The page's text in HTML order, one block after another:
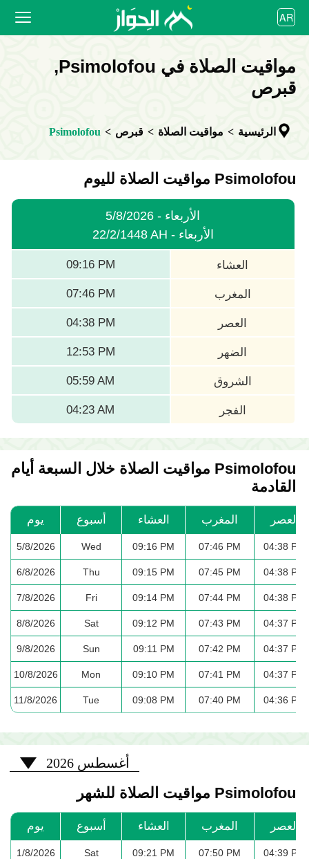
AR
العربية
বাংলা
bahasa Indonesia
اردو
مواقيت الصلاة في Psimolofou,
قبرص
الرئيسية > مواقيت الصلاة > قبرص >
Psimolofou
Psimolofou مواقيت الصلاة لليوم
5/8/2026 - الأربعاء
22/2/1448 AH - الأربعاء
09:16 PM العشاء
07:46 PM المغرب
04:38 PM العصر
12:53 PM الضهر
05:59 AM الشروق
04:23 AM الفجر
Psimolofou مواقيت الصلاة خلال السبعة أيام
القادمة
يوم أسبوع العشاء المغرب العصر
5/8/2026 Wed 09:16 PM 07:46 PM 04:38 PM
6/8/2026 Thu 09:15 PM 07:45 PM 04:38 PM
7/8/2026 Fri 09:14 PM 07:44 PM 04:38 PM
8/8/2026 Sat 09:12 PM 07:43 PM 04:37 PM
9/8/2026 Sun 09:11 PM 07:42 PM 04:37 PM
10/8/2026 Mon 09:10 PM 07:41 PM 04:37 PM
11/8/2026 Tue 09:08 PM 07:40 PM 04:36 PM
Psimolofou مواقيت الصلاة للشهر
2026-08
أغسطس 2026
يوم أسبوع العشاء المغرب العصر
1/8/2026 Sat 09:21 PM 07:50 PM 04:39 PM